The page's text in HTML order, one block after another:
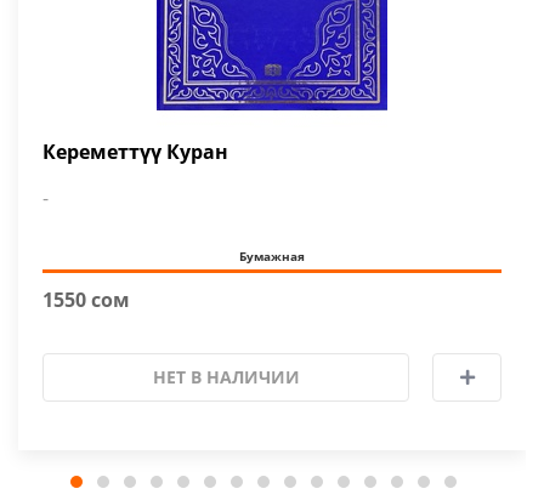
Кереметтүү Куран
-
Бумажная
1550 сом
НЕТ В НАЛИЧИИ